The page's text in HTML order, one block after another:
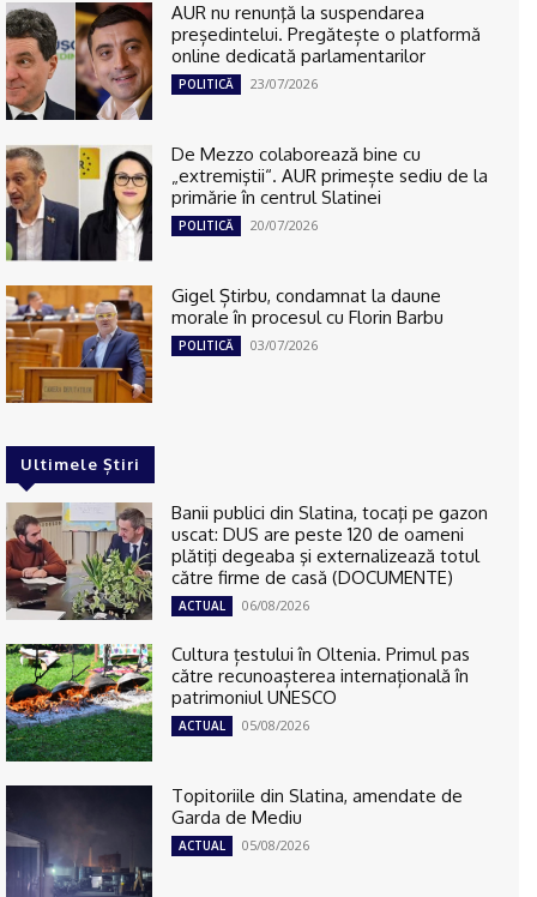
AUR nu renunţă la suspendarea
președintelui. Pregătește o platformă
online dedicată parlamentarilor
POLITICĂ 23/07/2026
De Mezzo colaborează bine cu
„extremiştii“. AUR primește sediu de la
primărie în centrul Slatinei
POLITICĂ 20/07/2026
Gigel Știrbu, condamnat la daune
morale în procesul cu Florin Barbu
POLITICĂ 03/07/2026
Ultimele Știri
Banii publici din Slatina, tocaţi pe gazon
uscat: DUS are peste 120 de oameni
plătiţi degeaba şi externalizează totul
către firme de casă (DOCUMENTE)
ACTUAL 06/08/2026
Cultura țestului în Oltenia. Primul pas
către recunoașterea internațională în
patrimoniul UNESCO
ACTUAL 05/08/2026
Topitoriile din Slatina, amendate de
Garda de Mediu
ACTUAL 05/08/2026